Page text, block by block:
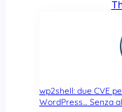
wp2shell: due CVE
WordPress… Senza